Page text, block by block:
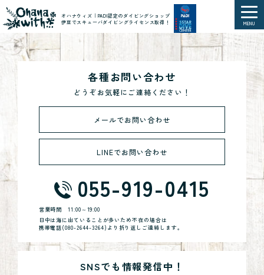
オハナウィズ｜PADI認定のダイビングショップ
伊豆でスキューバダイビングライセンス取得！
MENU
各種お問い合わせ
どうぞお気軽にご連絡ください！
メールでお問い合わせ
LINEでお問い合わせ
055-919-0415
営業時間11:00～19:00
日中は海に出ていることが多いため不在の場合は
携帯電話(080-2644-3264)より折り返しご連絡します。
SNSでも情報発信中！